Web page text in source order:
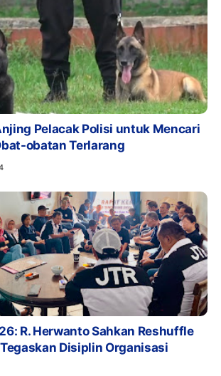
Pelacak Polisi untuk Mencari
obatan Terlarang
R. Herwanto Sahkan Reshuffle
Disiplin Organisasi